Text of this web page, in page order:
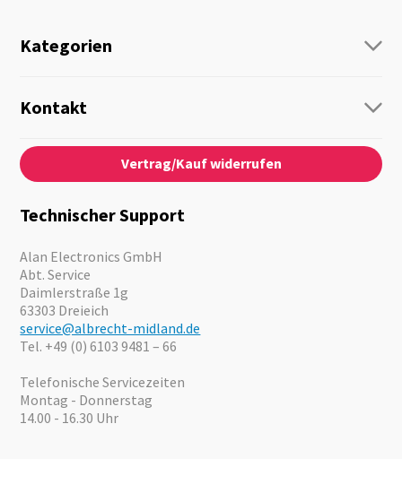
Kategorien
Personenführung
Audio
Notfallvorsorge
Motorrad
Angebote
Kontakt
Kontaktformular
Über Uns
News
Karriere
Kataloge
Vertrag/Kauf widerrufen
Technischer Support
Alan Electronics GmbH
Abt. Service
Daimlerstraße 1g
63303 Dreieich
service@albrecht-midland.de
Tel. +49 (0) 6103 9481 – 66
Telefonische Servicezeiten
Montag - Donnerstag
14.00 - 16.30 Uhr